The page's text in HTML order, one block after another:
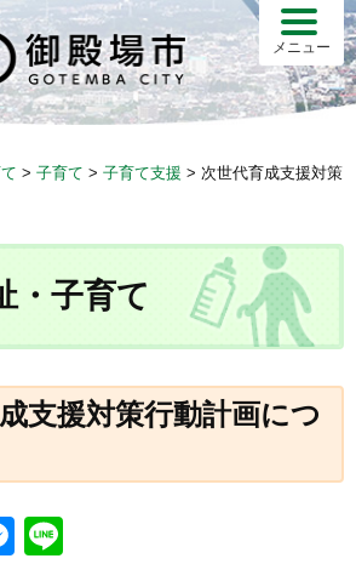
メニュー
> 子育て > 子育て支援 > 次世代育成支援対策
・子育て
支援対策行動計画につ
M